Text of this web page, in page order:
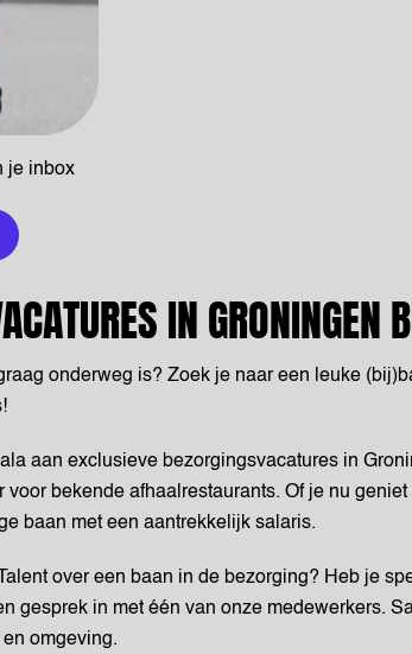
je inbox
IN GRONINGEN
onderweg is? Zoek je naar een leuke
aan exclusieve bezorgingsvacatures in
bekende afhaalrestaurants. Of je nu
baan met een aantrekkelijk salaris.
over een baan in de bezorging? Heb je
gesprek in met één van onze medewerkers.
omgeving.